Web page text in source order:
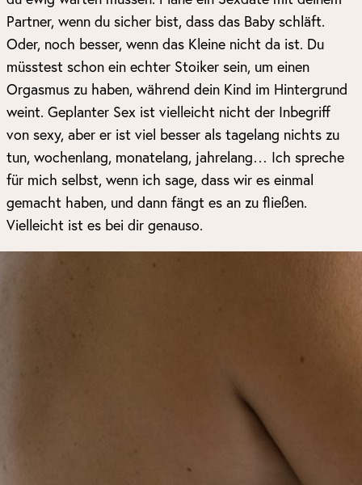
Partner, wenn du sicher bist, dass das Baby schläft.
Oder, noch besser, wenn das Kleine nicht da ist. Du
müsstest schon ein echter Stoiker sein, um einen
Orgasmus zu haben, während dein Kind im Hintergrund
weint. Geplanter Sex ist vielleicht nicht der Inbegriff
von sexy, aber er ist viel besser als tagelang nichts zu
tun, wochenlang, monatelang, jahrelang… Ich spreche
für mich selbst, wenn ich sage, dass wir es einmal
gemacht haben, und dann fängt es an zu fließen.
Vielleicht ist es bei dir genauso.